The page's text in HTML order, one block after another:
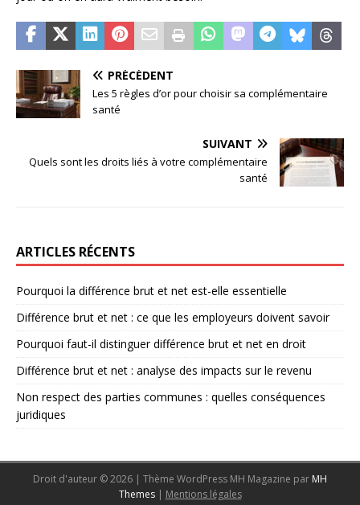
PRÉCÉDENT
Les 5 règles d’or pour choisir sa complémentaire
santé
SUIVANT
Quels sont les droits liés à votre complémentaire
santé
ARTICLES RÉCENTS
Pourquoi la différence brut et net est-elle essentielle
Différence brut et net : ce que les employeurs doivent savoir
Pourquoi faut-il distinguer différence brut et net en droit
Différence brut et net : analyse des impacts sur le revenu
Non respect des parties communes : quelles conséquences
juridiques
Droit d'auteur © 2026 | Thème WordPress MH Magazine par MH
Themes | Mentions légales